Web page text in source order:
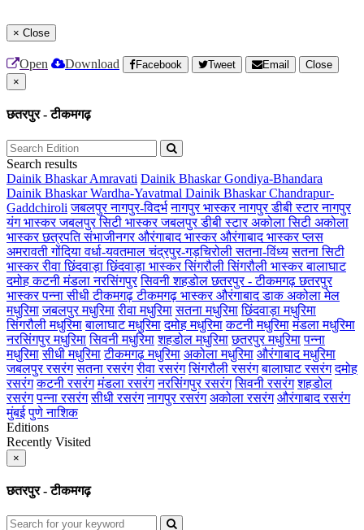
× Close
Open Download Facebook Tweet Email
Close
×
छतरपुर - टीकमगढ़
Search results
Dainik Bhaskar Amravati Dainik Bhaskar Gondiya-Bhandara
Dainik Bhaskar Wardha-Yavatmal Dainik Bhaskar Chandrapur-
Gaddchiroli जबलपुरनागपुर-विदर्भ नागपुर भास्करनागपुर डीबी स्टारनागपुर
यंग भास्करजबलपुर सिटी भास्करजबलपुर डीबी स्टारअकोला सिटी अकोला
भास्करछत्रपति संभाजीनगरऔरंगाबाद भास्करऔरंगाबाद भास्कर प्लस
अमरावतीगोंदियावर्धा-यवतमालचंद्रपुर-गड़चिरोलीसतना-विंध्य सतना सिटी
भास्कररीवाछिंदवाड़ाछिंदवाड़ा भास्करसिंगरौलीसिंगरौली भास्करबालाघाट
दमोहकटनीमंडलानरसिंगपुर सिवनीशहडोलछतरपुर - टीकमगढ़छतरपुर
भास्करपन्नासीधीटीकमगढ़टीकमगढ़ भास्करऔरंगाबाद डाकअकोला मेल
मधुरिमा जबलपुर मधुरिमा रीवा मधुरिमा सतना मधुरिमा छिंदवाड़ा मधुरिमा
सिंगरौली मधुरिमा बालाघाट मधुरिमा दमोह मधुरिमा कटनी मधुरिमा मंडला मधुरिमा
नरसिंगपुर मधुरिमा सिवनी मधुरिमा शहडोल मधुरिमा छतरपुर मधुरिमा पन्ना
मधुरिमा सीधी मधुरिमा टीकमगढ़ मधुरिमा अकोला मधुरिमा औरंगाबाद मधुरिमा
जबलपुर रसरंग सतना रसरंग रीवा रसरंग सिंगरौली रसरंग बालाघाट रसरंग दमोह
रसरंग कटनी रसरंग मंडला रसरंग नरसिंगपुर रसरंग सिवनी रसरंग शहडोल
रसरंग पन्ना रसरंग सीधी रसरंग नागपुर रसरंग अकोला रसरंग औरंगाबाद रसरंग
मुंबई पुणेनाशिक
Editions
Recently Visited
×
छतरपुर - टीकमगढ़